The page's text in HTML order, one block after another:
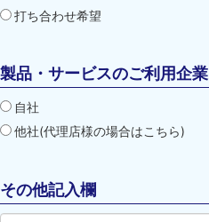
打ち合わせ希望
製品・サービスのご利用企業
自社
他社(代理店様の場合はこちら)
その他記入欄